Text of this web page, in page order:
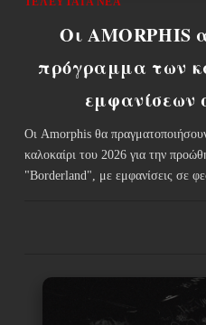
Οι AMORPHIS
πρόγραμμα των
εμφανίσεων
Οι Amorphis θα
καλοκαίρι του 2026 για την
"Borderland", με εμφανίσεις σε